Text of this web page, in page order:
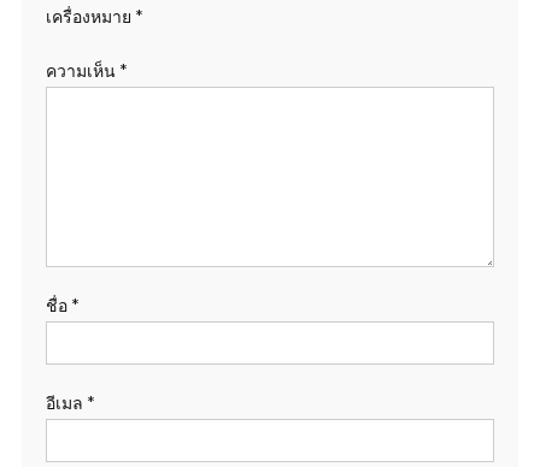
เครื่องหมาย *
ความเห็น *
ชื่อ *
อีเมล *